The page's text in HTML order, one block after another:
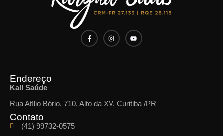
Endereço
Kall Saúde
Rua Atílio Bório, 710, Alto da XV, Curitiba /PR
Contato
(41) 99732-0575